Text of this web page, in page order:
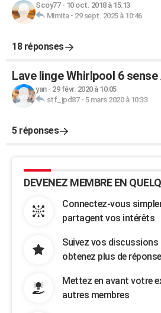
Scoy77- 10 oct. 2018 à 15:13
Mimita- 29 sept. 2025 à 10:46
18 réponses
Lave linge Whirlpool 6 sense
yan- 29 févr. 2020 à 10:05
stf_jpd87- 5 mars 2020 à 10:33
5 réponses
DEVENEZ MEMBRE EN
Connectez-vous
partagent vos intérêts
Suivez vos
obtenez plus de
Mettez en avant votre
autres membres